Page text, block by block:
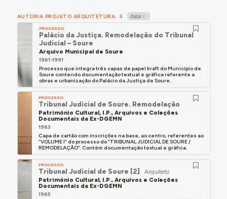
AUTORIA PROJETO ARQUITETURA 5
PROCESSO
Palácio da Justiça. Remodelação do Tribunal
Judicial – Soure
Arquivo Municipal de Soure
1961-1991
Processo que integra três capas de papel kraft do Município de
Soure contendo documentação textual e gráfica referente a
obras e urbanização do Palácio da Justiça de Soure.
PROCESSO
Tribunal Judicial de Soure. Remodelação
Património Cultural, I.P., Arquivos e Coleções
Documentais da Ex-DGEMN
1963
Capa de cartão com inscrições na base, ao centro, referentes ao
“VOLUME I” do processo do “TRIBUNAL JUDICIAL DE SOURE /
REMODELAÇÃO”. Contém documentação textual e gráfica.
PROCESSO
Tribunal Judicial de Soure [2]
Arquiteto
Património Cultural, I.P., Arquivos e Coleções
Documentais da Ex-DGEMN
1965